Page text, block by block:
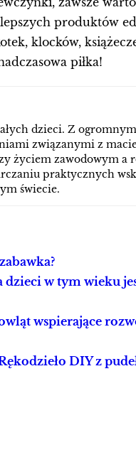
produktów
klocków,
piłka!
dzieci. Z
związanymi z
życiem zawodowym a
praktycznych
świecie.
w tym wieku
wspierające
DIY z